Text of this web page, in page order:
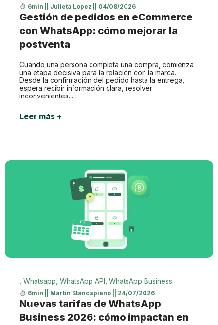
6min Julieta Lopez 04/08/2026
Gestión de pedidos en eCommerce
con WhatsApp: cómo mejorar la
postventa
Cuando una persona completa una compra, comienza
una etapa decisiva para la relación con la marca.
Desde la confirmación del pedido hasta la entrega,
espera recibir información clara, resolver
inconvenientes...
Leer más +
Whatsapp WhatsApp API WhatsApp Business
6min Martín Stancapiano 24/07/2026
Nuevas tarifas de WhatsApp
Business 2026: cómo impactan en